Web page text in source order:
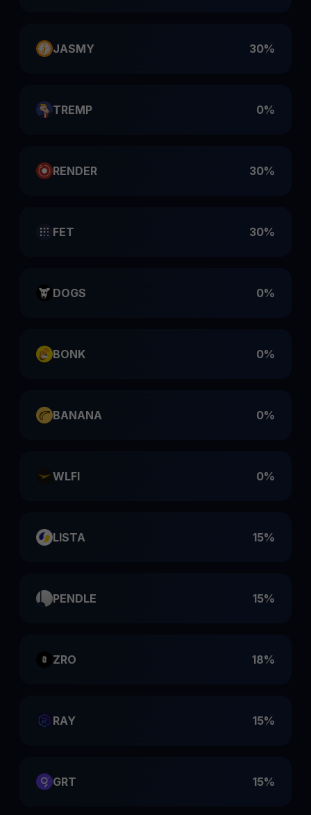
JASMY 30%
TREMP 0%
RENDER 30%
FET 30%
DOGS 0%
BONK 0%
BANANA 0%
WLFI 0%
LISTA 15%
PENDLE 15%
ZRO 18%
RAY 15%
GRT 15%